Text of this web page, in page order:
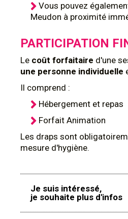
Vous pouvez
Meudon à proximité
PARTICIPATION
Le coût forfaitaire d'une
une personne individuelle
Il comprend :
Hébergement et repas
Forfait Animation
Les draps sont
mesure d'hygiène.
Je suis intéressé,
je souhaite plus d'infos